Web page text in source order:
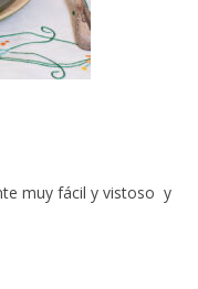
muy fácil y vistoso y